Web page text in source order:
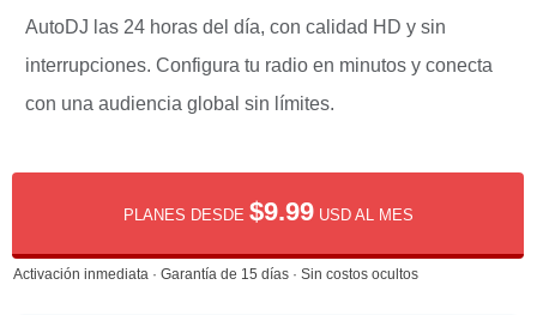
AutoDJ las 24 horas del día, con calidad HD y sin
interrupciones. Configura tu radio en minutos y conecta
con una audiencia global sin límites.
PLANES DESDE $9.99USD AL MES
Activación inmediata · Garantía de 15 días · Sin costos ocultos